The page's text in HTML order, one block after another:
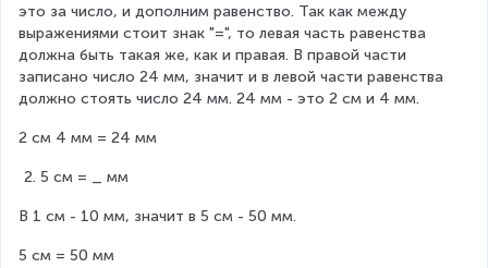
это за число, и дополним равенство. Так как между
выражениями стоит знак "=", то левая часть равенства
должна быть такая же, как и правая. В правой части
записано число 24 мм, значит и в левой части равенства
должно стоять число 24 мм. 24 мм - это 2 см и 4 мм.
2 см 4 мм = 24 мм
5 см = _ мм
В 1 см - 10 мм, значит в 5 см - 50 мм.
5 см = 50 мм